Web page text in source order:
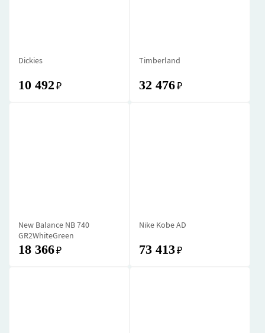
Dickies
10 492 ₽
Timberland
32 476₽
New Balance NB 740
GR2WhiteGreen
18 366₽
Nike Kobe AD
73 413₽